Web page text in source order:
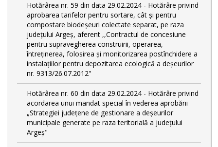
Hotărârea nr. 59 din data 29.02.2024 - Hotărâre privind
aprobarea tarifelor pentru sortare, cât și pentru
compostare biodeșeuri colectate separat, pe raza
județului Argeș, aferent ,,Contractul de concesiune
pentru supravegherea construirii, operarea,
întreținerea, folosirea și monitorizarea postînchidere a
instalațiilor pentru depozitarea ecologică a deșeurilor
nr. 9313/26.07.2012"
Hotărârea nr. 60 din data 29.02.2024 - Hotărâre privind
acordarea unui mandat special în vederea aprobării
„Strategiei județene de gestionare a deșeurilor
municipale generate pe raza teritorială a județului
Argeș"